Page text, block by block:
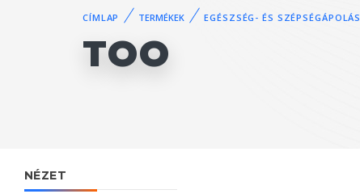
CÍMLAP TERMÉKEK EGÉSZSÉG- ÉS SZÉPSÉGÁPOLÁS
TOO
NÉZET